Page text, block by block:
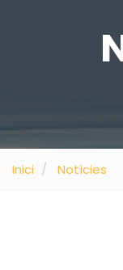
Inici Notícies